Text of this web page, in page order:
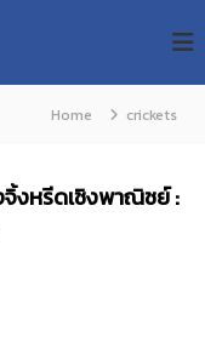
Home crickets
จิ้งหรีดเชิงพาณิชย์ :